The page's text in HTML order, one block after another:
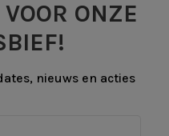
ONZE
nieuws en acties